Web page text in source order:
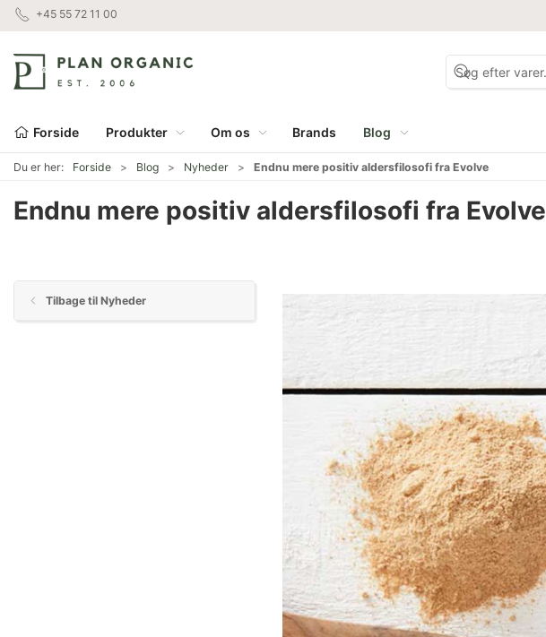
+45 55 72 11 00
Forside Produkter Om os Brands Blog
Du er her: Forside Blog Nyheder Endnu mere positiv aldersfilosofi fra Evolve
Endnu mere positiv aldersfilosofi fra Evolve
Tilbage til Nyheder